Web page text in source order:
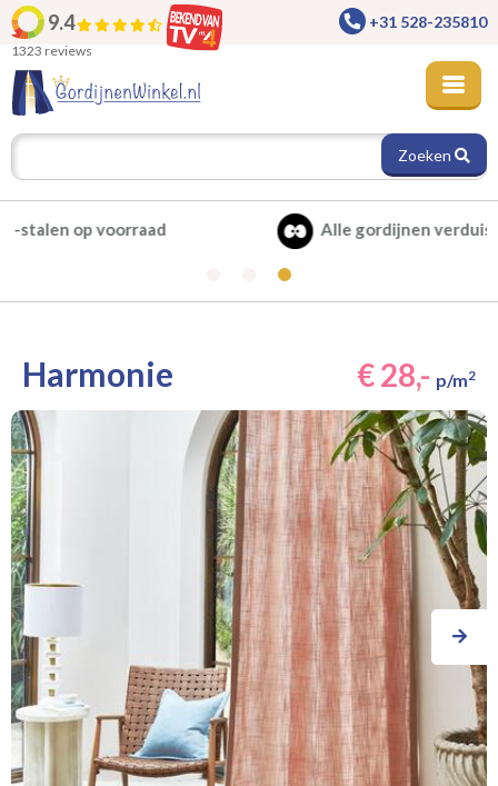
9.4
1323 reviews
+31 528-235810
Zoeken
Alle gordijnen verduisterend leverbaar
Harmonie € 28,- p/m2